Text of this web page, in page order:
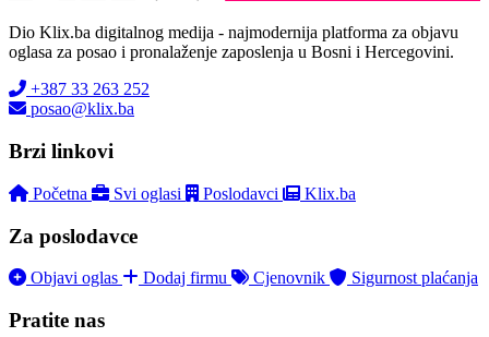
Dio Klix.ba digitalnog medija - najmodernija platforma za objavu
oglasa za posao i pronalaženje zaposlenja u Bosni i Hercegovini.
+387 33 263 252
posao@klix.ba
Brzi linkovi
Početna Svi oglasi Poslodavci Klix.ba
Za poslodavce
Objavi oglas Dodaj firmu Cjenovnik Sigurnost plaćanja
Pratite nas